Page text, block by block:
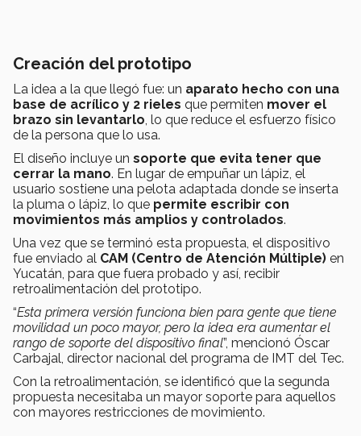
Creación del prototipo
La idea a la que llegó fue: un aparato hecho con una
base de acrílico y 2 rieles que permiten mover el
brazo sin levantarlo , lo que reduce el esfuerzo físico
de la persona que lo usa.
El diseño incluye un soporte que evita tener que
cerrar la mano. En lugar de empuñar un lápiz, el
usuario sostiene una pelota adaptada donde se inserta
la pluma o lápiz, lo que permite escribir con
movimientos más amplios y controlados.
Una vez que se terminó esta propuesta, el dispositivo
fue enviado al CAM (Centro de Atención Múltiple) en
Yucatán, para que fuera probado y así, recibir
retroalimentación del prototipo.
“Esta primera versión funciona bien para gente que tiene
movilidad un poco mayor, pero la idea era aumentar el
rango de soporte del dispositivo final”, mencionó Óscar
Carbajal, director nacional del programa de IMT del Tec.
Con la retroalimentación, se identificó que la segunda
propuesta necesitaba un mayor soporte para aquellos
con mayores restricciones de movimiento.